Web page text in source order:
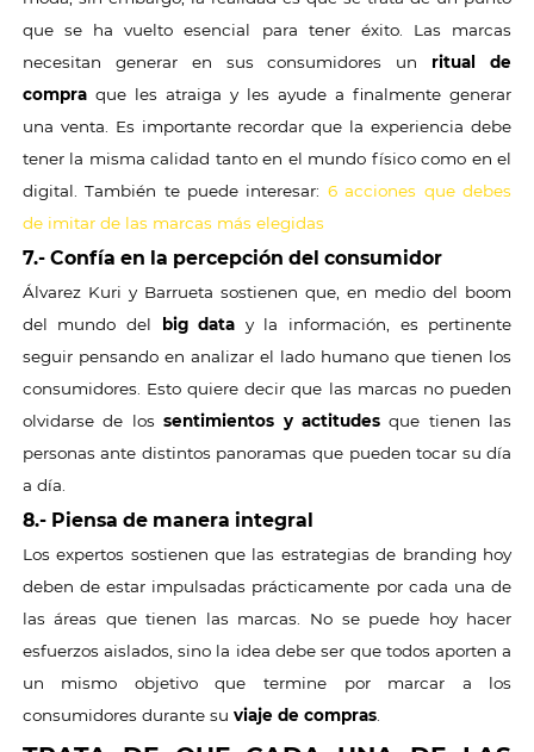
que se ha vuelto esencial para tener éxito. Las marcas
necesitan generar en sus consumidores un ritual de
compraque les atraiga y les ayude a finalmente generar
una venta. Es importante recordar que la experiencia debe
tener la misma calidad tanto en el mundo físico como en el
digital. También te puede interesar: 6 acciones que debes
de imitar de las marcas más elegidas
7.- Confía en la percepción del consumidor
Álvarez Kuri y Barrueta sostienen que, en medio del boom
del mundo del
big data y la información, es pertinente
seguir pensando en analizar el lado humano que tienen los
consumidores. Esto quiere decir que las marcas no pueden
olvidarse de lossentimientos y actitudesque tienen las
personas ante distintos panoramas que pueden tocar su día
a día.
8.- Piensa de manera integral
Los expertos sostienen que las estrategias de branding hoy
deben de estar impulsadas prácticamente por cada una de
las áreas que tienen las marcas. No se puede hoy hacer
esfuerzos aislados, sino la idea debe ser que todos aporten a
un mismo objetivo que termine por marcar a los
consumidores durante su viaje de compras.